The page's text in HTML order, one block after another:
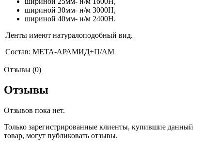
шириной 30мм- н/м 3000Н,
шириной 40мм- н/м 2400Н.
Ленты имеют натуралоподобный вид.
Состав: МЕТА-АРАМИД+П/АМ
Отзывы (0)
Отзывы
Отзывов пока нет.
Только зарегистрированные клиенты, купившие данный
товар, могут публиковать отзывы.